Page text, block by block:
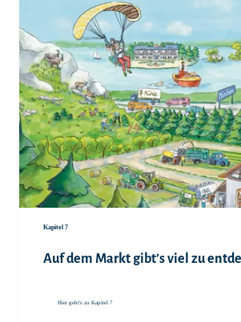
Kapitel 7
Auf dem Markt gibt’s viel zu
Hier geht's zu Kapitel 7